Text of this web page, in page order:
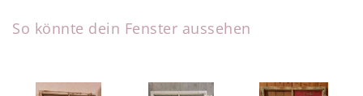
So könnte dein Fenster aussehen